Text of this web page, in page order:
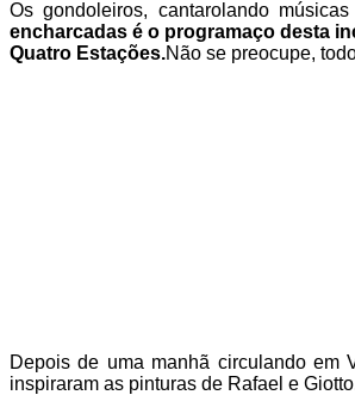
Os gondoleiros, cantarolando
encharcadas é o programaço desta
Quatro Estações.Não se preocupe,
Depois de uma manhã circulando em
inspiraram as pinturas de Rafael e